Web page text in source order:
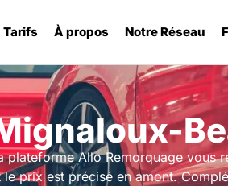
Tarifs À propos Notre Réseau
plateforme Allo Remorquage vous
le prix est précisé en amont.